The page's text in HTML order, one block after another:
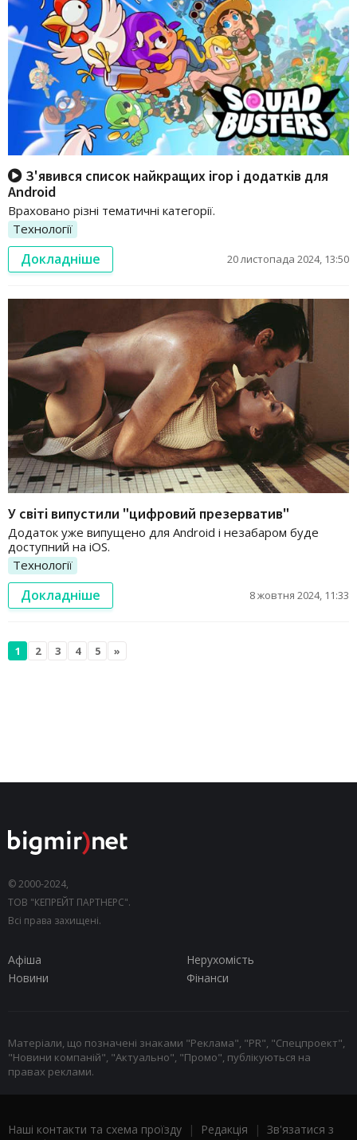
З'явився список найкращих ігор і додатків для
Android
Враховано різні тематичні категорії.
Технології
Докладніше 20 листопада 2024, 13:50
У світі випустили "цифровий презерватив"
Додаток уже випущено для Android і незабаром буде
доступний на iOS.
Технології
Докладніше 8 жовтня 2024, 11:33
1 2 3 4 5 »
© 2000-2024,
ТОВ "КЕПРЕЙТ ПАРТНЕРС".
Всі права захищені.
Афіша
Нерухомість
Новини
Фінанси
Матеріали, що позначені знаками "Реклама", "PR", "Спецпроект",
"Новини компаній", "Актуально", "Промо", публікуються на
правах реклами.
Наші контакти та схема проїзду | Редакція | Зв'язатися з